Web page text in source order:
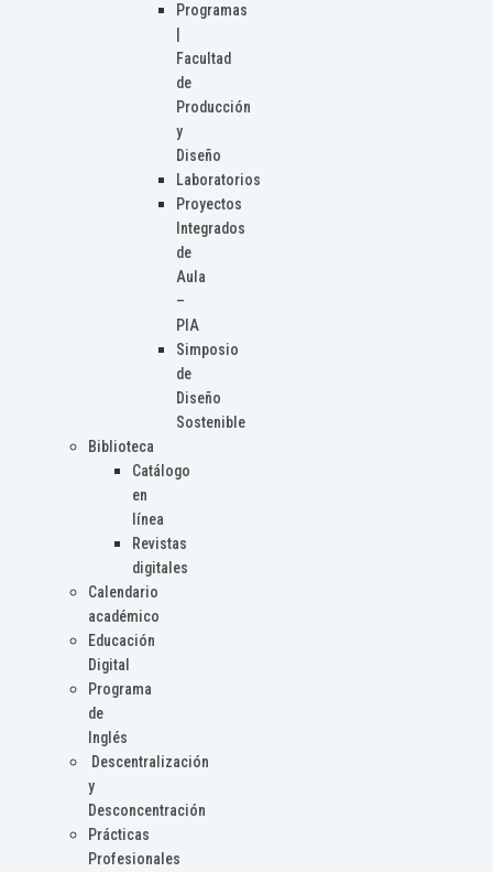
Programas
Facultad
de
Producción
y
Diseño
Laboratorios
Proyectos
Integrados
de
Aula
–
PIA
Simposio
de
Diseño
Sostenible
Biblioteca
Catálogo
en
línea
Revistas
digitales
Calendario
académico
Educación
Digital
Programa
de
Inglés
Descentralización
y
Desconcentración
Prácticas
Profesionales